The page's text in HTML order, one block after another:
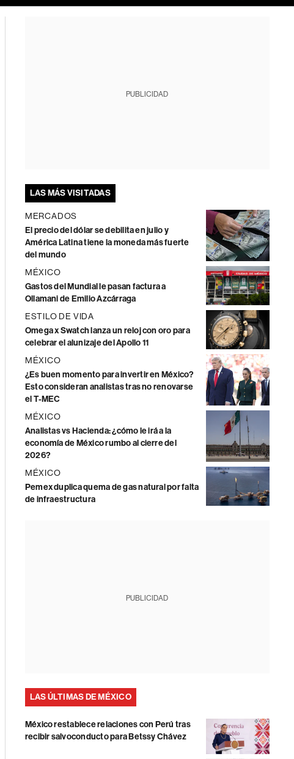
PUBLICIDAD
LAS MÁS VISITADAS
MERCADOS
El precio del dólar se debilita en julio y
América Latina tiene la moneda más fuerte
del mundo
MÉXICO
Gastos del Mundial le pasan factura a
Ollamani de Emilio Azcárraga
ESTILO DE VIDA
Omega x Swatch lanza un reloj con oro para
celebrar el alunizaje del Apollo 11
MÉXICO
¿Es buen momento para invertir en México?
Esto consideran analistas tras no renovarse
el T-MEC
MÉXICO
Analistas vs Hacienda: ¿cómo le irá a la
economía de México rumbo al cierre del
2026?
MÉXICO
Pemex duplica quema de gas natural por falta
de infraestructura
PUBLICIDAD
LAS ÚLTIMAS DE MÉXICO
México restablece relaciones con Perú tras
recibir salvoconducto para Betssy Chávez